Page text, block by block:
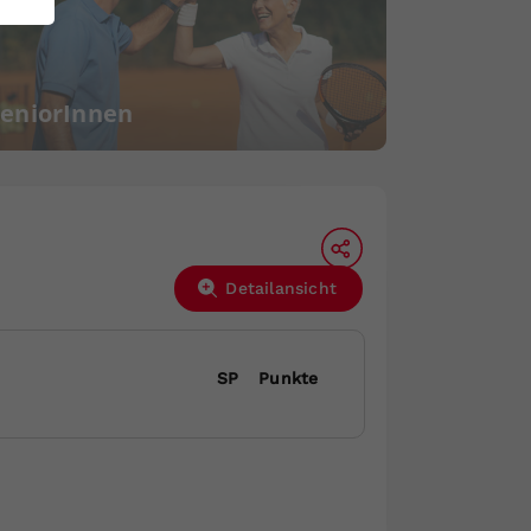
Detailansicht
SP Punkte